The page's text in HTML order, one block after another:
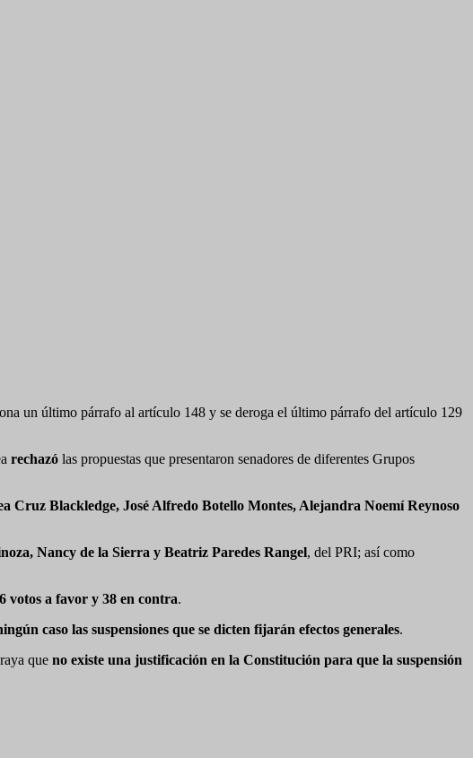
un último párrafo al artículo 148 y se deroga el último párrafo del artículo 129
rechazó las propuestas que presentaron senadores de diferentes Grupos
Blackledge, José Alfredo Botello Montes, Alejandra Noemí Reynoso
Nancy de la Sierra y Beatriz Paredes Rangel, del PRI; así como
votos a favor y 38 en contra.
caso las suspensiones que se dicten fijarán efectos generales.
que no existe una justificación en la Constitución para que la suspensión